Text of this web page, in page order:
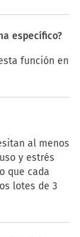
específico?
función en
al menos
y estrés
que cada
lotes de 3